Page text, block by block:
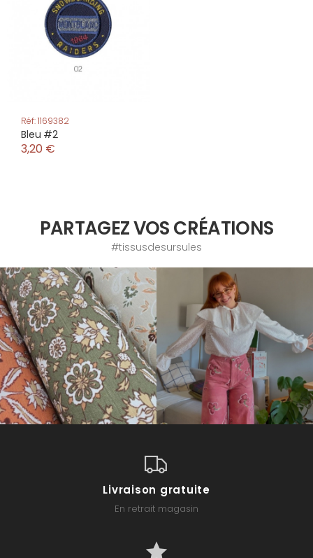
Réf: 1169382
Bleu #2
3,20 €
PARTAGEZ VOS CRÉATIONS
#tissusdesursules
Livraison gratuite
En retrait magasin